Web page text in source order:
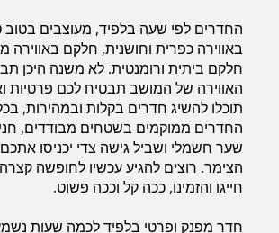
החדרים לפי שעה בלפיד, מעוצבים
באווירה כפרית וחושנית, חלקם באווירה
חלקם ביתית ורומנטית. לא משנה היכן
האווירה של המושב תבטיח לכם פרטיות
תוכלו להשיג חדרים בקלות ובמהירות,
החדרים ממוקמים בשטחים מבודדים,
שער חשמלי ושביל גישה צדי יכניסו
הצימר. רוצים להגיע עכשיו לחופשה קצרה
חייגו והזמינו, ככה קל וככה פשוט.
חדר מפנק ופרטי בלפיד לכמה שעות